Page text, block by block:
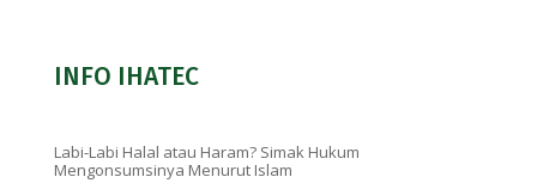
INFO IHATEC
Labi-Labi Halal atau Haram? Simak Hukum
Mengonsumsinya Menurut Islam